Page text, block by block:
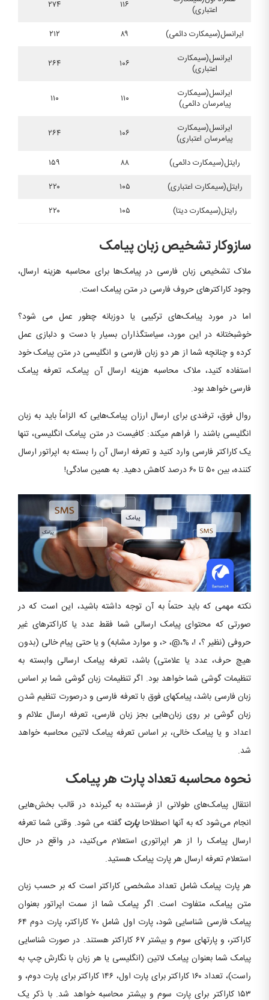
اعتباری)
۱۱۶ ۲۷۴
ایرانسل(سیم‏کارت دائمی) ۸۹
۲۱۲
ایرانسل(سیم‏کارت
اعتباری)
۱۰۶ ۲۶۴
ایرانسل(سیم‏کارت
پیام‏رسان دائمی)
۱۱۰ ۱۱۰
ایرانسل(سیم‏کارت
پیام‏رسان اعتباری)
۱۰۶ ۲۶۴
رایتل(سیم‏کارت دائمی) ۸۸
۱۵۹
رایتل(سیم‏کارت اعتباری)
۱۰۵
۲۲۰
رایتل(سیم‏کارت دیتا)
۱۰۵ ۲۲۰
سازوکار تشخیص زبان پیامک
ملاک تشخیص زبان فارسی در پیامک‌ها برای محاسبه هزینه ارسال،
وجود کاراکترهای حروف فارسی در متن پیامک است.
اما در مورد پیامک‌های ترکیبی یا دوزبانه چطور عمل می ‌شود؟
خوشبختانه در این مورد، سیاستگذاران بسیار با دست و دلبازی عمل
کرده و چنانچه شما از هر دو زبان فارسی و انگلیسی در متن پیامک خود
استفاده کنید، ملاک محاسبه هزینه ارسال آن پیامک، تعرفه پیامک
فارسی خواهد بود.
روال فوق، ترفندی برای ارسال ارزان پیامک‌هایی که الزاماً باید به زبان
انگلیسی باشند را فراهم می‏کند: کافیست در متن پیامک انگلیسی، تنها
یک کاراکتر فارسی وارد کنید و تعرفه ارسال آن را بسته به اپراتور ارسال
کننده، بین ۵۰ تا ۶۰ درصد کاهش دهید. به همین سادگی!
نکته مهمی که باید حتماً به آن توجه داشته باشید، این است که در
صورتی که محتوای پیامک ارسالی شما فقط عدد یا کاراکترهای غیر
حروفی (نظیر ؟، !، %،@، <، و موارد مشابه) و یا حتی پیام خالی (بدون
هیچ حرف، عدد یا علامتی) باشد، تعرفه پیامک ارسالی وابسته به
تنظیمات گوشی شما خواهد بود. اگر تنظیمات زبان گوشی شما بر اساس
زبان فارسی باشد، پیامکهای فوق با تعرفه فارسی و درصورت تنظیم شدن
زبان گوشی بر روی زبان‌هایی بجز زبان فارسی، تعرفه ارسال علائم و
اعداد و یا پیامک خالی، بر اساس تعرفه پیامک لاتین محاسبه خواهد
شد.
نحوه محاسبه تعداد پارت هر پیامک
انتقال پیامک‌های طولانی از فرستنده به گیرنده در قالب بخش‌هایی
انجام می‌شود که به آنها اصطلاحاپارتگفته می شود. وقتی شما تعرفه
ارسال پیامک را از هر اپراتوری استعلام می‌کنید، در واقع در حال
استعلام تعرفه ارسال هر پارت پیامک هستید.
هر پارت پیامک شامل تعداد مشخصی کاراکتر است که بر حسب زبان
متن پیامک، متفاوت است. اگر پیامک شما از سمت اپراتور بعنوان
پیامک فارسی شناسایی شود، پارت اول شامل ۷۰ کاراکتر، پارت دوم ۶۴
کاراکتر، و پارتهای سوم و بیشتر ۶۷ کاراکتر هستند. در صورت شناسایی
پیامک شما بعنوان پیامک لاتین (انگلیسی یا هر زبان با نگارش چپ به
راست)، تعداد ۱۶۰ کاراکتر برای پارت اول، ۱۴۶ کاراکتر برای پارت دوم، و
۱۵۳ کاراکتر برای پارت سوم و بیشتر محاسبه خواهد شد. با ذکر یک